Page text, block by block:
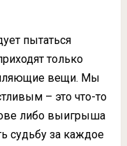
пытаться
только
вещи. Мы
– это что-то
либо выигрыша
судьбу за каждое